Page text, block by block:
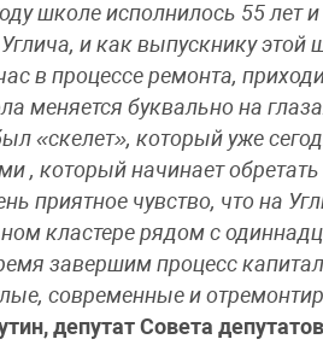
школе исполнилось 55 лет и
и как выпускнику этой
в процессе ремонта,
меняется буквально на
«скелет», который уже
, который начинает
приятное чувство, что на
кластере рядом с
завершим процесс
современные и
депутат Совета